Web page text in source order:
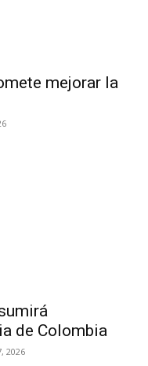
mejorar la
de Colombia
2026